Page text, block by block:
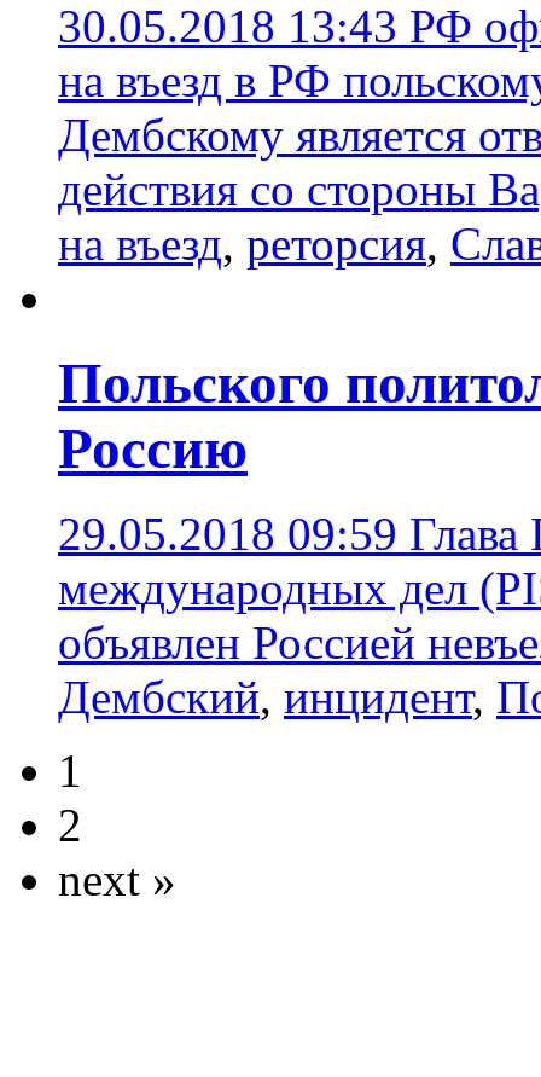
30.05.2018 13:43 РФ
на въезд в РФ
Дембскому является
действия со стороны
на въезд, реторсия,
Польского
Россию
29.05.2018 09:59 Глава
международных дел
объявлен Россией
Дембский, инцидент,
1
2
next »